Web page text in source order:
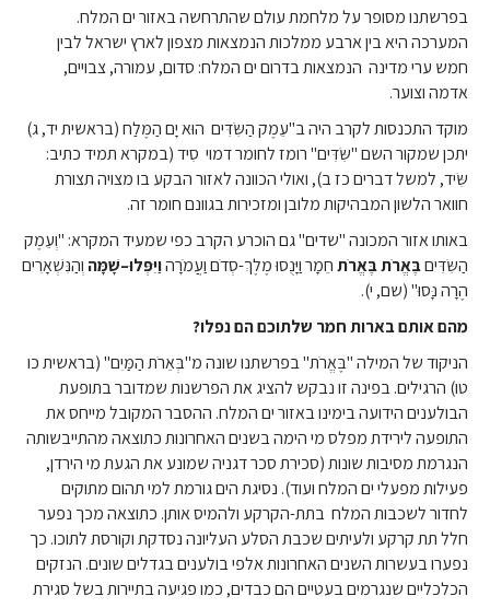
בפרשתנו מסופר על מלחמת עולם שהתרחשה באזור ים המלח.
המערכה היא בין ארבע ממלכות הנמצאות מצפון לארץ ישראל לבין
חמש ערי מדינה הנמצאות בדרום ים המלח: סדום, עמורה, צבויים,
אדמה וצוער.
מוקד התכנסות לקרב היה ב"עֵמֶק הַשִּׂדִּים הוּא יָם הַמֶּלַח (בראשית יד, ג)
יתכן שמקור השם "שִּׂדִּים" רומז לחומר דמוי סִיד (במקרא תמיד כתיב:
שִּׂיד, למשל דברים כז ב), ואולי הכוונה לאזור הבקע בו מצויה תצורת
חוואר הלשון המבהיקות מלובן ומזכירות בגוונם חומר זה.
באותו אזור המכונה "שדים" גם הוכרע הקרב כפי שמעיד המקרא: "וְעֵמֶק
הַשִּׂדִּיםבֶּאֱרֹת בֶּאֱרֹתחֵמָר וַיָּנֻסוּ מֶלֶךְ-סְדֹם וַעֲמֹרָהוַיִּפְּלוּ–שָׁמָּה וְהַנִּשְׁאָרִים
הֶרָה נָּסוּ" (שם, י).
מהם אותם בארות חמר שלתוכם הם נפלו?
הניקוד של המילה "בֶּאֱרֹת" בפרשתנו שונה מ"בְּאֵרֹת הַמַּיִם" (בראשית כו
טו) הרגילים. בפינה זו נבקש להציג את הפרשנות שמדובר בתופעת
הבולענים הידועה בימינו באזור ים המלח. ההסבר המקובל מייחס את
התופעה לירידת מפלס מי הימה בשנים האחרונות כתוצאה מהתייבשותה
הנגרמת מסיבות שונות (סכירת סכר דגניה שמונע את הגעת מי הירדן,
פעילות מפעלי ים המלח ועוד). נסיגת הים גורמת למי תהום מתוקים
לחדור לשכבות המלח בתת-הקרקע ולהמיס אותן. כתוצאה מכך נפער
חלל תת קרקע ולעיתים שכבת הסלע העליונה נסדקת וקורסת לתוכו. כך
נפערו בעשרות השנים האחרונות אלפי בולענים בגדלים שונים. הנזקים
הכלכליים שנגרמים בעטיים הם כבדים, כמו פגיעה בתיירות בשל סגירת